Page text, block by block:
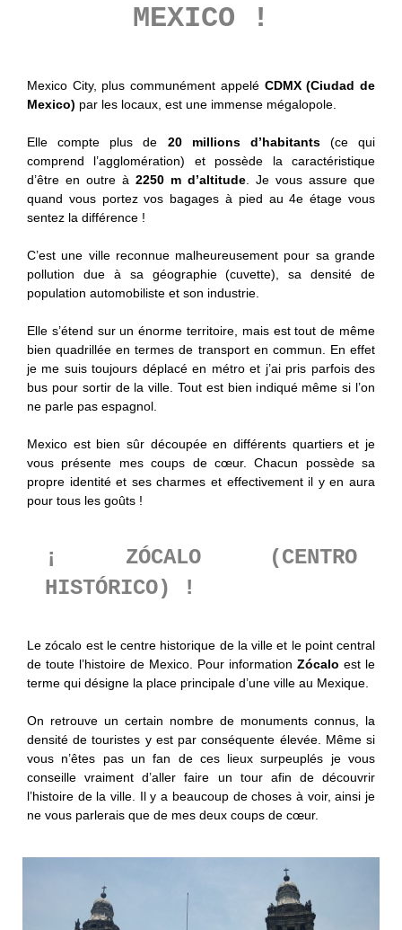
MEXICO !
Mexico City, plus communément appelé CDMX (Ciudad de
Mexico) par les locaux, est une immense mégalopole.
Elle compte plus de 20 millions d’habitants(ce qui
comprend l’agglomération) et possède la caractéristique
d’être en outre à 2250 m d’altitude . Je vous assure que
quand vous portez vos bagages à pied au 4e étage vous
sentez la différence !
C’est une ville reconnue malheureusement pour sa grande
pollution due à sa géographie (cuvette), sa densité de
population automobiliste et son industrie.
Elle s’étend sur un énorme territoire, mais est tout de même
bien quadrillée en termes de transport en commun. En effet
je me suis toujours déplacé en métro et j’ai pris parfois des
bus pour sortir de la ville. Tout est bien indiqué même si l’on
ne parle pas espagnol.
Mexico est bien sûr découpée en différents quartiers et je
vous présente mes coups de cœur. Chacun possède sa
propre identité et ses charmes et effectivement il y en aura
pour tous les goûts !
¡ ZÓCALO (CENTRO
HISTÓRICO) !
Le zócalo est le centre historique de la ville et le point central
de toute l’histoire de Mexico. Pour information Zócalo est le
terme qui désigne la place principale d’une ville au Mexique.
On retrouve un certain nombre de monuments connus, la
densité de touristes y est par conséquente élevée. Même si
vous n’êtes pas un fan de ces lieux surpeuplés je vous
conseille vraiment d’aller faire un tour afin de découvrir
l’histoire de la ville. Il y a beaucoup de choses à voir, ainsi je
ne vous parlerais que de mes deux coups de cœur.